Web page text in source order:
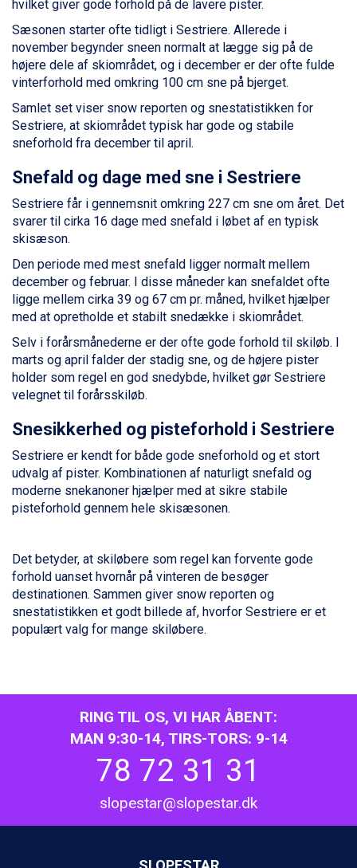
Cervinia fra DKK 5.295
Passo Tonale fra DKK 3.795
Saalbach fra DKK 5.945
Sölden fra DKK 8.445
Bad Hofgastein fra DKK 5.495
Champoluc fra DKK 3.795
Sestriere fra DKK 4.395
Ischgl fra DKK 7.095
Fieberbrunn fra DKK 6.145
St. Anton fra DKK 7.245
Zell am See fra DKK 4.095
Canazei fra DKK 4.745
Livigno fra DKK 4.145
Ponte di Legno fra DKK 4.745
Sauze dOulx fra DKK 4.045
Alleghe fra DKK 5.595
Bad Gastein fra DKK 4.195
Arabba fra DKK 7.045
La Thuile fra DKK 4.595
Val Thorens fra DKK 5.395
Cervinia fra DKK 5.295
Passo Tonale fra DKK 3.795
Saalbach fra DKK 5.945
Sölden fra DKK 8.445
Bad Hofgastein fra DKK 5.495
Champoluc fra DKK 3.795
Sestriere fra DKK 4.395
Fieberbrunn fra DKK 6.145
St. Anton fra DKK 7.245
Zell am See fra DKK 4.095
Canazei fra DKK 4.745
Livigno fra DKK 4.145
Arabba fra DKK 7.045
La Thuile fra DKK 4.595
Cervinia fra DKK 5.295
Saalbach fra DKK 5.945
Sölden fra DKK 8.445
Champoluc fra DKK 3.795
hvilket giver gode forhold på de lavere pister.
Sæsonen starter ofte tidligt i Sestriere. Allerede i
november begynder sneen normalt at lægge sig på de
højere dele af skiområdet, og i december er der ofte fulde
vinterforhold med omkring 100 cm sne på bjerget.
Samlet set viser snow reporten og snestatistikken for
Sestriere, at skiområdet typisk har gode og stabile
sneforhold fra december til april.
Snefald og dage med sne i Sestriere
Sestriere får i gennemsnit omkring 227 cm sne om året. Det
svarer til cirka 16 dage med snefald i løbet af en typisk
skisæson.
Den periode med mest snefald ligger normalt mellem
december og februar. I disse måneder kan snefaldet ofte
ligge mellem cirka 39 og 67 cm pr. måned, hvilket hjælper
med at opretholde et stabilt snedække i skiområdet.
Selv i forårsmånederne er der ofte gode forhold til skiløb. I
marts og april falder der stadig sne, og de højere pister
holder som regel en god snedybde, hvilket gør Sestriere
velegnet til forårsskiløb.
Snesikkerhed og pisteforhold i Sestriere
Sestriere er kendt for både gode sneforhold og et stort
udvalg af pister. Kombinationen af naturligt snefald og
moderne snekanoner hjælper med at sikre stabile
pisteforhold gennem hele skisæsonen.
Det betyder, at skiløbere som regel kan forvente gode
forhold uanset hvornår på vinteren de besøger
destinationen. Sammen giver snow reporten og
snestatistikken et godt billede af, hvorfor Sestriere er et
populært valg for mange skiløbere.
RING TIL OS, VI HAR ÅBENT:
MAN 9:30-14, TIRS-TORS: 9-14
78 72 31 31
slopestar@slopestar.dk